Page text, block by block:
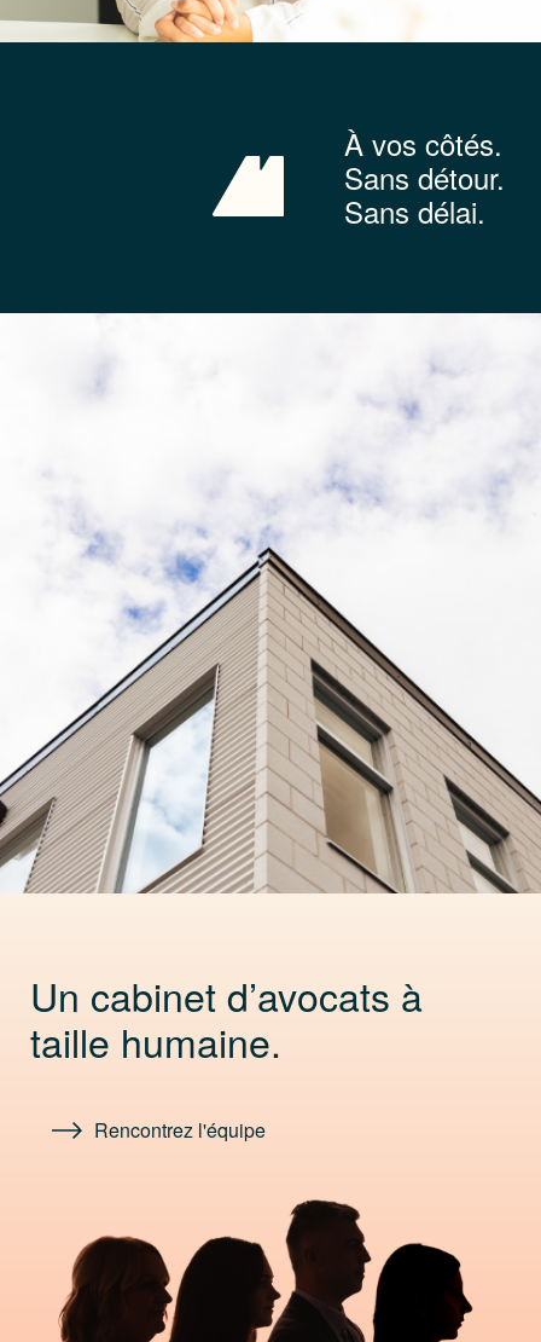
À vos côtés.
Sans détour.
Sans délai.
Un cabinet d’avocats à
taille humaine.
Rencontrez l'équipe